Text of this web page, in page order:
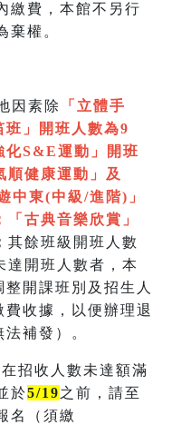
繳費，本館不另行
棄權。
因素除
「立體手
班」開班人數為9
化S&E運動」開班
順健康運動」及
中東(中級/進階)」
「 古典音樂欣賞 」
其餘班級開班人數
達開班人數者，本
開課班別及招生人
收據，以便辦理退
補發）。
招收人數未達額滿
於5/19之前，請至
名（須繳